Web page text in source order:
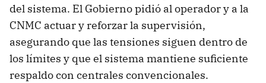
del sistema. El Gobierno pidió al operador y a la
CNMC actuar y reforzar la supervisión,
asegurando que las tensiones siguen dentro de
los límites y que el sistema mantiene suficiente
respaldo con centrales convencionales.